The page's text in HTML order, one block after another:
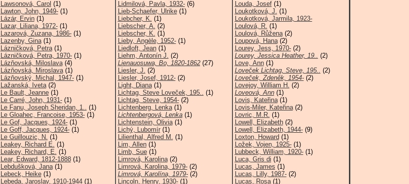
Lawsonová, Carol (1)
Lawton, John, 1949-(1)
Lázár, Ervin(1)
Lazar, Liliana, 1972-(1)
Lazarová, Zuzana, 1986-(1)
Lazenby, Gina(1)
Lázničková, Petra(1)
Lázničková, Petra, 1970-(1)
Lázňovská, Miloslava(4)
Lázňovská, Miroslava(1)
Lázňovský, Michal, 1947-(1)
Lažanská, Iveta(2)
Le Bault, Jeanne(1)
Le Carré, John, 1931-(1)
Le Fanu, Joseph Sheridan, 1.. (1)
Le Gloahec, Francoise, 1953-(1)
Le Gof, Jacques, 1924-(1)
Le Goff, Jacques, 1924-(1)
Le Guillouzic, N. (1)
Leakey, Richard E. (1)
Leakey, Richard, E. (1)
Lear, Edward, 1812-1888(1)
Lebdušková, Jana(1)
Lebeck, Heike(1)
Lebeda, Jaroslav, 1910-1944(1)
Lidmilová, Pavla, 1932-(6)
Lieb-Schaefer, Ulrike(1)
Liebcher, K. (1)
Liebscher, A. (2)
Liebscher, K. (1)
Lieby, Angèle, 1952-(1)
Liedloft, Jean(1)
Liehm, Antonín J. (2)
Lienauosuwa, Bo, 1820-1862(27)
Liesler, J. (2)
Liesler, Josef, 1912-(2)
Light, Diana(1)
Lichtag, Steve Loveček, 195.. (1)
Lichtag, Steve, 1954-(2)
Lichtenberg, Lenka(1)
Lichtenbergová, Lenka(1)
Lichtenstein, Olivia(1)
Lichý, Lubomír(1)
Lilienthal, Alfred M. (1)
Lim, Allen(1)
Limb, Sue(1)
Limrová, Karolina(2)
Limrová, Karolina, 1979-(2)
Limrová, Karolína, 1979-(2)
Lincoln, Henry, 1930-(1)
Louda, Josef(1)
Loukotková, J. (1)
Loukotková, Jarmila, 1923-
Loulová, R. (1)
Loulová, Růžena(2)
Loupová, Hana(2)
Lourey, Jess, 1970-(2)
Lourey, Jessica Heather, 19.. (2)
Love, Ann(1)
Loveček Lichtag, Steve, 195.. (2)
Loveček, Zdeněk, 1954-(2)
Lovejoy, William H. (2)
Loveová, Ann(1)
Lovis, Kateřina(1)
Lovis-Miler, Kateřina(2)
Lovric, M.R. (1)
Lowell, Elizabeth(2)
Lowell, Elizabeth, 1944-(9)
Loxton, Howard (1)
Ložek, Vojen, 1925-(1)
Lubbeck, William, 1920-(1)
Luca, Gris di (1)
Lucas, James (1)
Lucas, Lilly, 1987-(2)
Lucas, Rosa(1)